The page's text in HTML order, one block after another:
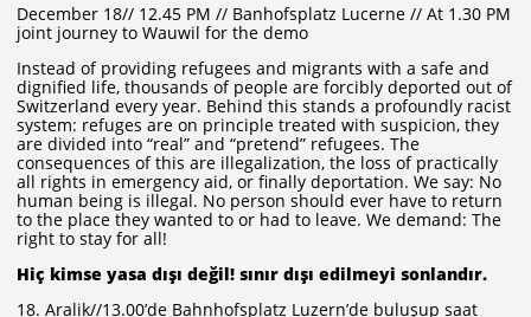
December 18// 12.45 PM // Banhofsplatz Lucerne // At 1.30 PM
joint journey to Wauwil for the demo
Instead of providing refugees and migrants with a safe and
dignified life, thousands of people are forcibly deported out of
Switzerland every year. Behind this stands a profoundly racist
system: refuges are on principle treated with suspicion, they
are divided into “real” and “pretend” refugees. The
consequences of this are illegalization, the loss of practically
all rights in emergency aid, or finally deportation. We say: No
human being is illegal. No person should ever have to return
to the place they wanted to or had to leave. We demand: The
right to stay for all!
Hiç kimse yasa dışı değil! sınır dışı edilmeyi sonlandır.
18. Aralik//13.00’de Bahnhofsplatz Luzern’de buluşup saat